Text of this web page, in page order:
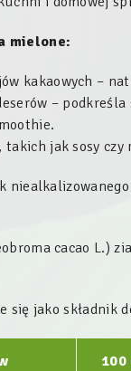
mielone:
kakaowych –
– podkreśla
takich jak sosy
cacao L.)
się jako składnik